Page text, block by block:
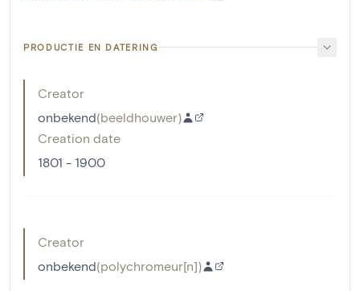
PRODUCTIE EN DATERING
Creator
onbekend(beeldhouwer)
Creation date
1801 - 1900
Creator
onbekend(polychromeur[n])